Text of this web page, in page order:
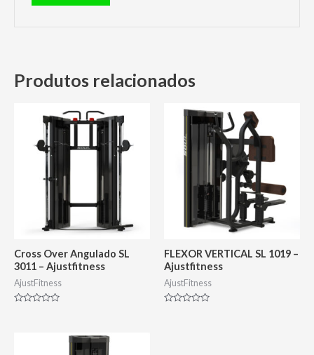
Produtos relacionados
Cross Over Angulado SL
3011 – Ajustfitness
AjustFitness
FLEXOR VERTICAL SL 1019 –
Ajustfitness
AjustFitness